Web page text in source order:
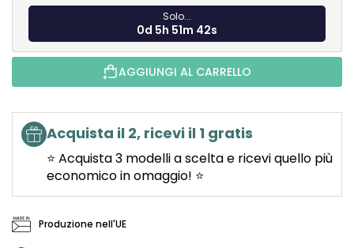
Solo...
0d 5h 51m 41s
AGGIUNGI AL CARRELLO
Acquista il 2, ricevi il 1 gratis
⭐ Acquista 3 modelli a scelta e ricevi quello più
economico in omaggio! ⭐
Produzione nell'UE